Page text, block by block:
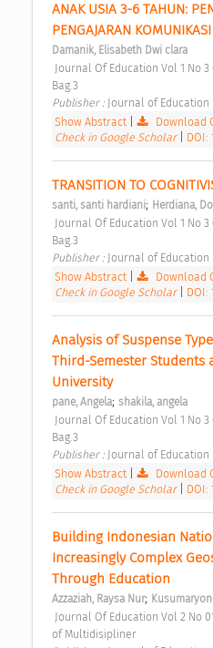
ANAK USIA 3-6 TAHUN:
PENGAJARAN
Damanik, Elisabeth Dwi clara
Bag.3
Publisher : Journal of Education
Show Abstract| Download
Check in Google Scholar
DOI:
TRANSITION TO
santi, santi hardiani; Herdiana,
Bag.3
Publisher : Journal of Education
Show Abstract| Download
Check in Google Scholar
DOI:
Analysis of Suspense
Third-Semester Students
University
pane, Angela; shakila, angela
Bag.3
Publisher : Journal of Education
Show Abstract| Download
Check in Google Scholar
DOI:
Building Indonesian
Increasingly Complex
Through Education
Azzaziah, Raysa Nur;
of Multidisipliner